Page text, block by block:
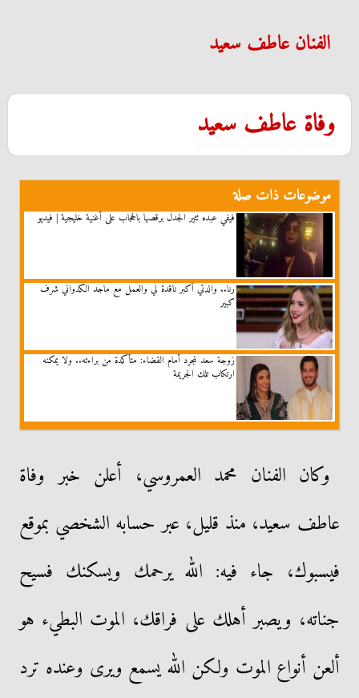
الفنان عاطف سعيد
وفاة عاطف سعيد
موضوعات ذات صلة
فيفي عبده تثير الجدل برقصها بالحجاب على أغنية خليجية | فيديو
رنا.. والدتي أكبر ناقدة لي والعمل مع ماجد الكدواني شرف
كبير
زوجة سعد لمجرد أمام القضاء: متأكدة من براءته.. ولا يمكنه
ارتكاب تلك الجريمة
وكان الفنان محمد العمروسي، أعلن خبر وفاة
عاطف سعيد، منذ قليل، عبر حسابه الشخصي بموقع
فيسبوك، جاء فيه: الله يرحمك ويسكنك فسيح
جناته، ويصبر أهلك على فراقك، الموت البطيء هو
ألعن أنواع الموت ولكن الله يسمع ويرى وعنده ترد